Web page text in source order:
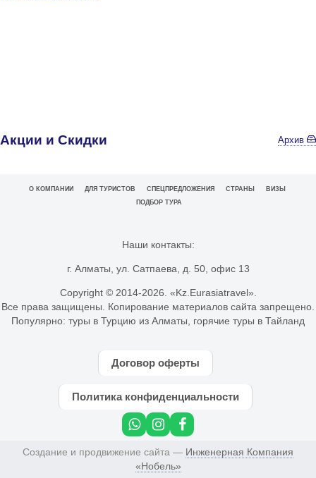
Акции и Скидки Архив
О КОМПАНИИ ДЛЯ ТУРИСТОВ СПЕЦПРЕДЛОЖЕНИЯ СТРАНЫ
ВИЗЫ
ПОДБОР ТУРА
Наши контакты:
г. Алматы, ул. Сатпаева, д. 50, офис 13
Copyright © 2014-2026. «Kz.Eurasiatravel».
Все права защищены. Копирование материалов сайта запрещено.
Популярно: туры в Турцию из Алматы горячие туры в Тайланд
Договор оферты
Политика конфиденциальности
Создание и продвижение сайта — Инженерная Компания
«Нобель»